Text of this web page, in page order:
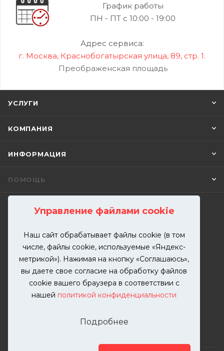
Управление файлами cookie
Наш сайт обрабатывает файлы cookie (в том
числе, файлы cookie, используемые «Яндекс-
метрикой»). Нажимая на кнопку «Соглашаюсь»,
вы даете свое согласие на обработку файлов
cookie вашего браузера в соответствии с
нашей политикой конфиденциальности
Подробнее
График работы
ПН - ПТ с 10:00 - 19:00
Адрес сервиса:
г. Москва, Краснобогатырская улица, 89, стр. 1.
Преображенская площадь
УСЛУГИ
КОМПАНИЯ
ИНФОРМАЦИЯ
ПОМОЩЬ
+7 (499) 302-00-57 ЗАКАЗАТЬ ЗВОНОК
zakaz@kutuzovv.ru
г. Москва, Краснобогатырская